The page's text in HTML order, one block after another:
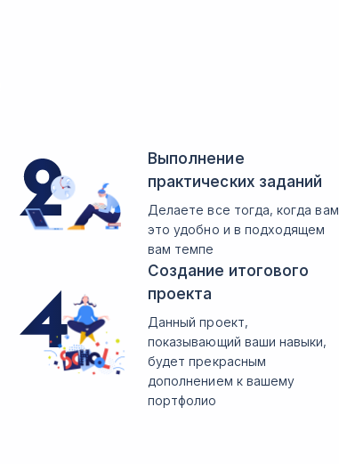
Выполнение
практических заданий
Делаете все тогда, когда вам
это удобно и в подходящем
вам темпе
Создание итогового
проекта
Данный проект,
показывающий ваши навыки,
будет прекрасным
дополнением к вашему
портфолио